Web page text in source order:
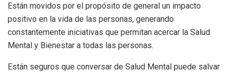
Están movidos por el propósito de general un impacto
positivo en la vida de las personas, generando
constantemente iniciativas que permitan acercar la Salud
Mental y Bienestar a todas las personas.
Están seguros que conversar de Salud Mental puede salvar